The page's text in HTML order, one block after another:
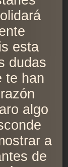
esta
dudas
te han
algo
a
de